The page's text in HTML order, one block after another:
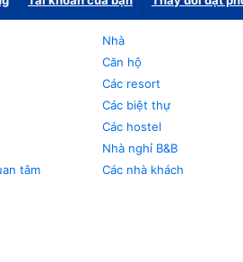
tâm
Nhà
Căn hộ
Các resort
Các biệt thự
Các hostel
Nhà nghỉ B&B
Các nhà khách